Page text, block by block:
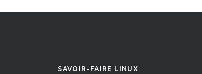
SAVOIR-FAIRE LINUX